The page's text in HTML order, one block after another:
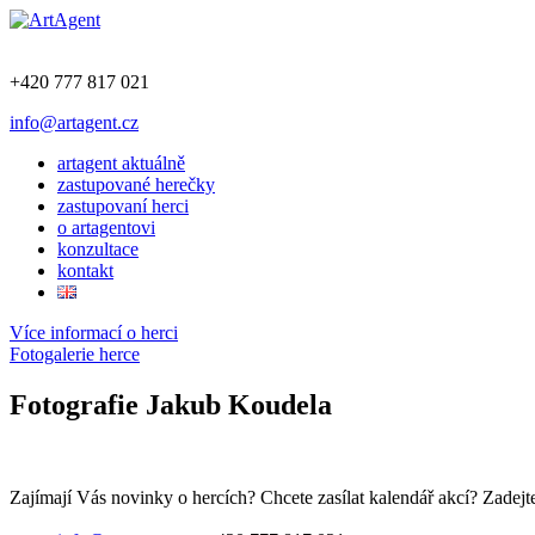
+420 777 817 021
info@artagent.cz
artagent aktuálně
zastupované herečky
zastupovaní herci
o artagentovi
konzultace
kontakt
Více informací o herci
Fotogalerie herce
Fotografie Jakub Koudela
Zajímají Vás novinky o hercích? Chcete zasílat kalendář akcí?